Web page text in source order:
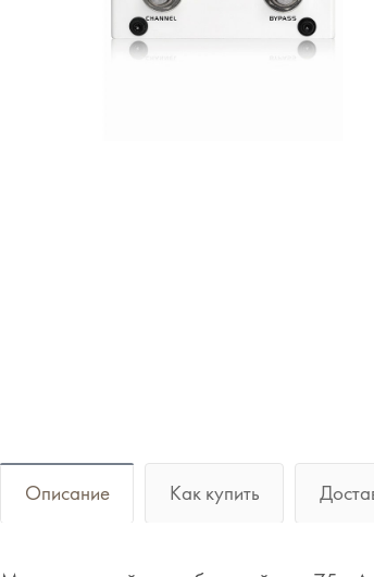
Описание Как купить